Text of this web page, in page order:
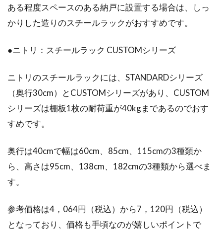
ある程度スペースのある納戸に設置する場合は、しっ
かりした造りのスチールラックがおすすめです。
●ニトリ：スチールラック CUSTOMシリーズ
ニトリのスチールラックには、STANDARDシリーズ
（奥行30cm）とCUSTOMシリーズがあり、CUSTOM
シリーズは棚板1枚の耐荷重が40kgまであるのでおす
すめです。
奥行は40cmで幅は60cm、85cm、115cmの3種類か
ら、高さは95cm、138cm、182cmの3種類から選べま
す。
参考価格は4，064円（税込）から7，120円（税込）
となっており、価格も手頃なのが嬉しいポイントで